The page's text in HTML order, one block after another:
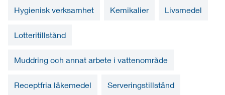
Hygienisk verksamhet Kemikalier Livsmedel
Lotteritillstånd
Muddring och annat arbete i vattenområde
Receptfria läkemedel Serveringstillstånd